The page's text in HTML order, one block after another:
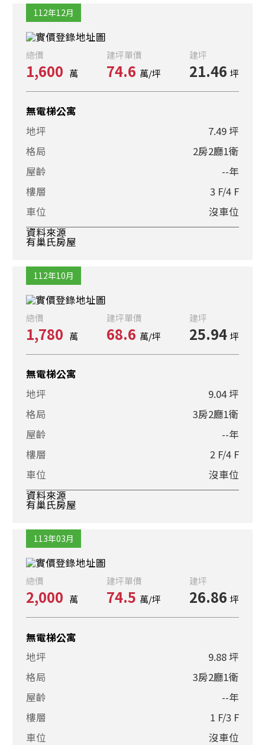
112年12月
總價
1,600 萬
建坪單價
74.6 萬/坪
建坪
21.46 坪
無電梯公寓
地坪
7.49 坪
格局
2房2廳1衛
屋齡
--年
樓層
3 F/4 F
車位
沒車位
資料來源
有巢氏房屋
112年10月
總價
1,780 萬
建坪單價
68.6 萬/坪
建坪
25.94 坪
無電梯公寓
地坪
9.04 坪
格局
3房2廳1衛
屋齡
--年
樓層
2 F/4 F
車位
沒車位
資料來源
有巢氏房屋
113年03月
總價
2,000 萬
建坪單價
74.5 萬/坪
建坪
26.86 坪
無電梯公寓
地坪
9.88 坪
格局
3房2廳1衛
屋齡
--年
樓層
1 F/3 F
車位
沒車位